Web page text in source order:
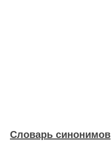
Словарь синонимов